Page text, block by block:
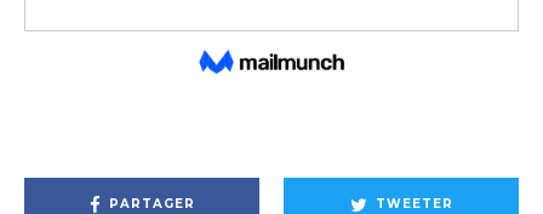
PARTAGER TWEETER